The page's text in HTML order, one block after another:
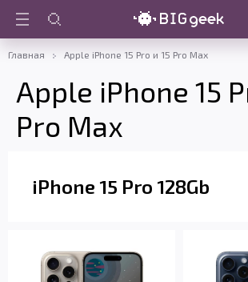
Главная Apple iPhone 15 Pro и 15 Pro Max
Apple iPhone 15
Pro Max
iPhone 15 Pro 128Gb